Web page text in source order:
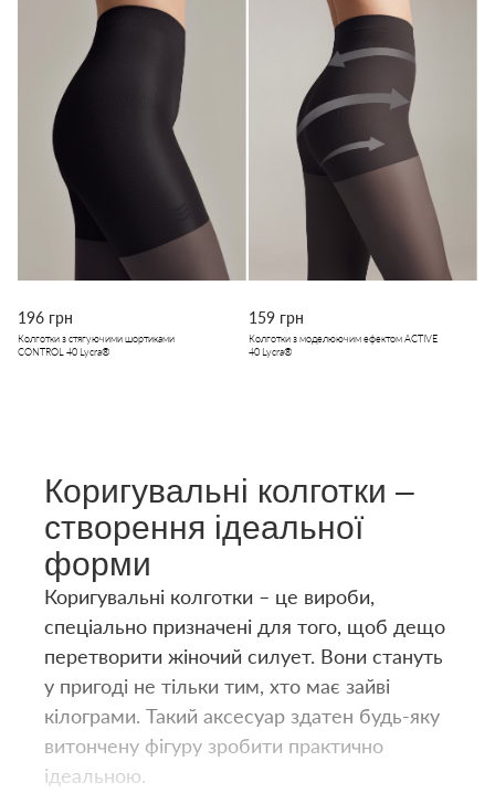
196 грн
Колготки з стягуючими шортиками
CONTROL 40 Lycra®
159 грн
Колготки з моделюючим ефектом ACTIVE
40 Lycra®
Коригувальні колготки –
створення ідеальної
форми
Коригувальні колготки – це вироби,
спеціально призначені для того, щоб дещо
перетворити жіночий силует. Вони стануть
у пригоді не тільки тим, хто має зайві
кілограми. Такий аксесуар здатен будь-яку
витончену фігуру зробити практично
ідеальною.